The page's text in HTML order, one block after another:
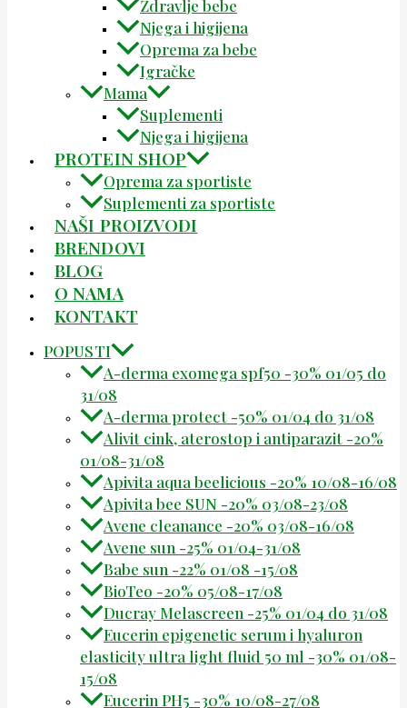
Zdravlje bebe
Njega i higijena
Oprema za bebe
Igračke
Mama
Suplementi
Njega i higijena
PROTEIN SHOP
Oprema za sportiste
Suplementi za sportiste
NAŠI PROIZVODI
BRENDOVI
BLOG
O NAMA
KONTAKT
POPUSTI
A-derma exomega spf50 -30% 01/05 do
31/08
A-derma protect -50% 01/04 do 31/08
Alivit cink, aterostop i antiparazit -20%
01/08-31/08
Apivita aqua beelicious -20% 10/08-16/08
Apivita bee SUN -20% 03/08-23/08
Avene cleanance -20% 03/08-16/08
Avene sun -25% 01/04-31/08
Babe sun -22% 01/08 -15/08
BioTeo -20% 05/08-17/08
Ducray Melascreen -25% 01/04 do 31/08
Eucerin epigenetic serum i hyaluron
elasticity ultra light fluid 50 ml -30% 01/08-
15/08
Eucerin PH5 -30% 10/08-27/08